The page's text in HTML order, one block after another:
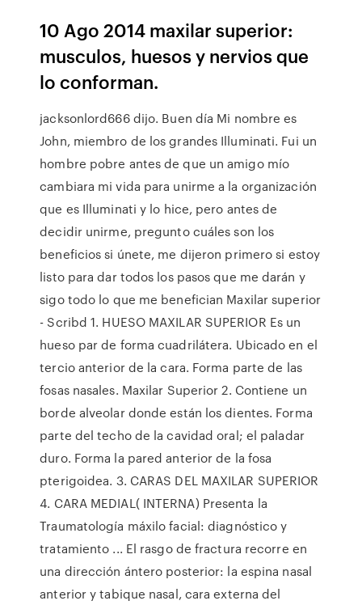
10 Ago 2014 maxilar superior:
musculos, huesos y nervios que
lo conforman.
jacksonlord666 dijo. Buen día Mi nombre es
John, miembro de los grandes Illuminati. Fui un
hombre pobre antes de que un amigo mío
cambiara mi vida para unirme a la organización
que es Illuminati y lo hice, pero antes de
decidir unirme, pregunto cuáles son los
beneficios si únete, me dijeron primero si estoy
listo para dar todos los pasos que me darán y
sigo todo lo que me benefician Maxilar superior
- Scribd 1. HUESO MAXILAR SUPERIOR Es un
hueso par de forma cuadrilátera. Ubicado en el
tercio anterior de la cara. Forma parte de las
fosas nasales. Maxilar Superior 2. Contiene un
borde alveolar donde están los dientes. Forma
parte del techo de la cavidad oral; el paladar
duro. Forma la pared anterior de la fosa
pterigoidea. 3. CARAS DEL MAXILAR SUPERIOR
4. CARA MEDIAL( INTERNA) Presenta la
Traumatología máxilo facial: diagnóstico y
tratamiento ... El rasgo de fractura recorre en
una dirección ántero posterior: la espina nasal
anterior y tabique nasal, cara externa del